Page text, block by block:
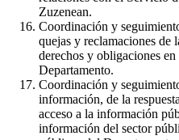
Zuzenean.
Coordinación y
quejas y reclamaciones de
derechos y obligaciones
Departamento.
Coordinación y
información, de la
acceso a la información
información del sector